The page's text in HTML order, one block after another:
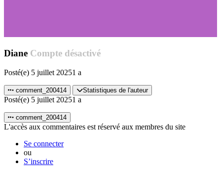
Diane Compte désactivé
Posté(e) 5 juillet 20251 a
comment_200414 Statistiques de l'auteur
Posté(e) 5 juillet 20251 a
comment_200414
L'accès aux commentaires est réservé aux membres du site
Se connecter
ou
S’inscrire